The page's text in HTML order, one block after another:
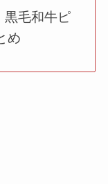
黒毛和牛ピ
め